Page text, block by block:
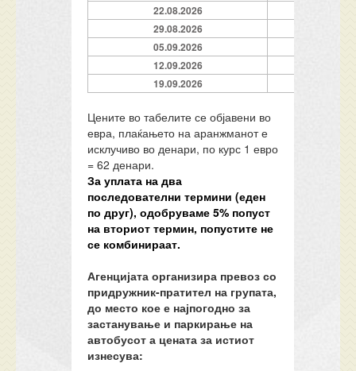
22.08.2026
29.08.2026
05.09.2026
12.09.2026
19.09.2026
Цените во табелите се објавени во
евра, плаќањето на аранжманот е
исклучиво во денари, по курс 1 евро
= 62 денари.
За уплата на два
последователни термини (еден
по друг), одобруваме5% попуст
на вториот термин, попустите не
се комбинираат.
Агенцијата организира превоз со
придружник-пратител на групата,
до место кое е најпогодно за
застанување и паркирање на
автобусот а цената за истиот
изнесува: